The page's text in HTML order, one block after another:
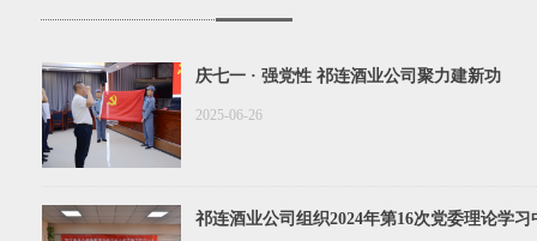
庆七一 · 强党性 祁连酒业公司聚力建新功
2025-06-26
祁连酒业公司组织2024年第16次党委理论学习